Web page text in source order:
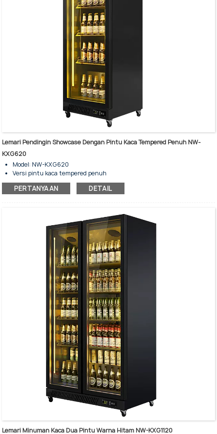
Lemari Pendingin Showcase Dengan Pintu Kaca Tempered Penuh NW-
KXG620
Model: NW-KXG620
Versi pintu kaca tempered penuh
Kapasitas penyimpanan: 400 liter
Pendinginan kipas - Tanpa embun beku
Lampu LED vertikal dua sisi untuk standar
Rak yang dapat disesuaikan
Rangka dan pegangan pintu aluminium
Kapasitas penyimpanan minuman yang besar, kedalaman 635 mm.
Evaporator tabung tembaga murni
PERTANYAAN DETAIL
Lemari Minuman Kaca Dua Pintu Warna Hitam NW-KXG1120